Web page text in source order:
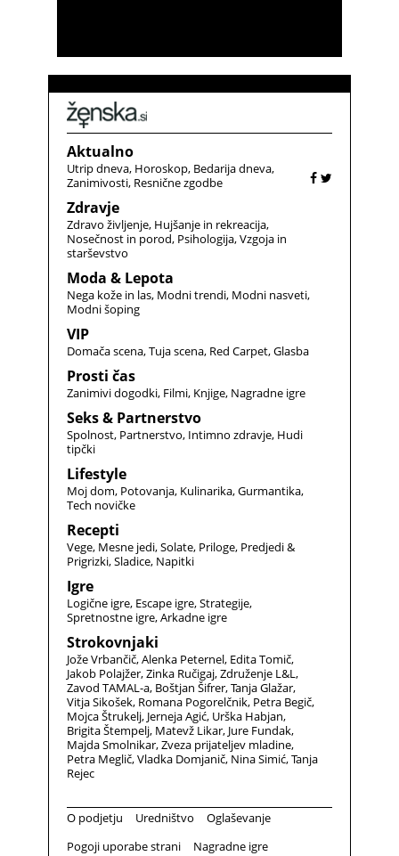
Aktualno
Utrip dneva Horoskop Bedarija dneva
Zanimivosti Resnične zgodbe
Zdravje
Zdravo življenje Hujšanje in rekreacija
Nosečnost in porod Psihologija Vzgoja in
starševstvo
Moda & Lepota
Nega kože in las Modni trendi Modni nasveti
Modni šoping
VIP
Domača scena Tuja scena Red Carpet Glasba
Prosti čas
Zanimivi dogodki Filmi Knjige Nagradne igre
Seks & Partnerstvo
Spolnost Partnerstvo Intimno zdravje Hudi
tipčki
Lifestyle
Moj dom Potovanja Kulinarika Gurmantika
Tech novičke
Recepti
Vege Mesne jedi Solate Priloge Predjedi &
Prigrizki Sladice Napitki
Igre
Logične igre Escape igre Strategije
Spretnostne igre Arkadne igre
Strokovnjaki
Jože Vrbančič Alenka Peternel Edita Tomič
Jakob Polajžer Zinka Ručigaj Združenje L&L
Zavod TAMAL-a Boštjan Šifrer Tanja Glažar
Vitja Sikošek Romana Pogorelčnik Petra Begič
Mojca Štrukelj Jerneja Agić Urška Habjan
Brigita Štempelj Matevž Likar Jure Fundak
Majda Smolnikar Zveza prijateljev mladine
Petra Meglič Vladka Domjanič Nina Simić Tanja
Rejec
O podjetju Uredništvo
Oglaševanje
Pogoji uporabe strani
Nagradne igre